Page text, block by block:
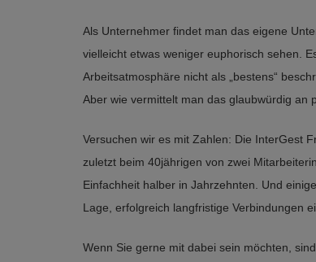
Als Unternehmer findet man das eigene
vielleicht etwas weniger euphorisch sehen.
Arbeitsatmosphäre nicht als „bestens“
Aber wie vermittelt man das glaubwürdig an
Versuchen wir es mit Zahlen: Die InterGest
zuletzt beim 40jährigen von zwei
Einfachheit halber in Jahrzehnten. Und
Lage, erfolgreich langfristige Verbindungen
Wenn Sie gerne mit dabei sein möchten,